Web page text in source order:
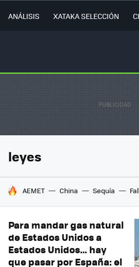
ANÁLISIS XATAKA SELECCIÓN
leyes
HOY SE HABLA DE
AEMET China Sequía
Para mandar gas natural
de Estados Unidos a
Estados Unidos… hay
que pasar por España: el